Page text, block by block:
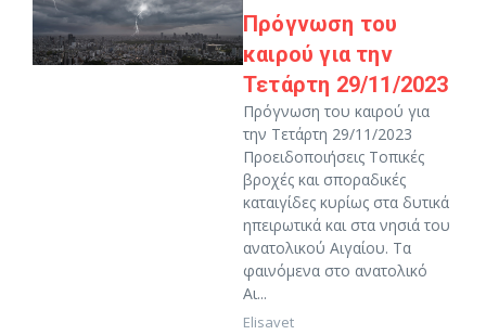
Πρόγνωση του
καιρού για την
Τετάρτη 29/11/2023
Πρόγνωση του καιρού για
την Τετάρτη 29/11/2023
Προειδοποιήσεις Τοπικές
βροχές και σποραδικές
καταιγίδες κυρίως στα δυτικά
ηπειρωτικά και στα νησιά του
ανατολικού Αιγαίου. Τα
φαινόμενα στο ανατολικό
Αι...
Elisavet